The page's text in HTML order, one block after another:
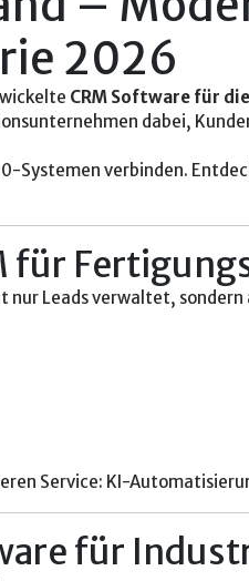
2026
CRM Software für
dabei,
Systemen verbinden.
für
Leads verwaltet,
Service: KI-
für